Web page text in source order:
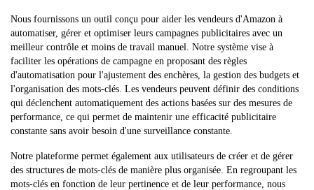
Nous fournissons un outil conçu pour aider les vendeurs d'Amazon à
automatiser, gérer et optimiser leurs campagnes publicitaires avec un
meilleur contrôle et moins de travail manuel. Notre système vise à
faciliter les opérations de campagne en proposant des règles
d'automatisation pour l'ajustement des enchères, la gestion des budgets et
l'organisation des mots-clés. Les vendeurs peuvent définir des conditions
qui déclenchent automatiquement des actions basées sur des mesures de
performance, ce qui permet de maintenir une efficacité publicitaire
constante sans avoir besoin d'une surveillance constante.
Notre plateforme permet également aux utilisateurs de créer et de gérer
des structures de mots-clés de manière plus organisée. En regroupant les
mots-clés en fonction de leur pertinence et de leur performance, nous